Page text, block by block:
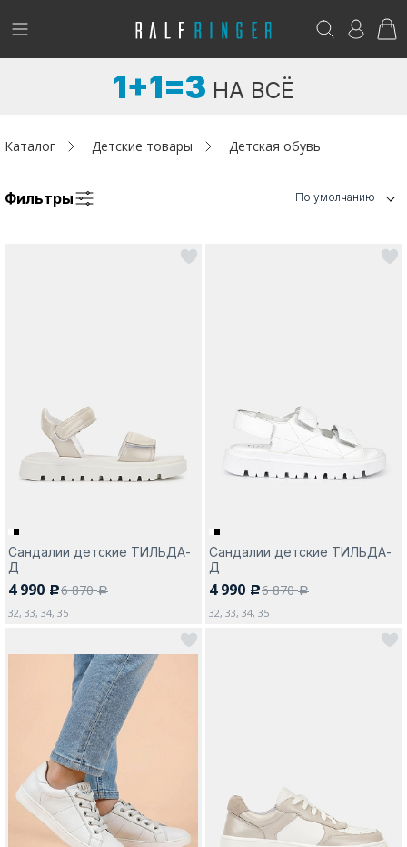
!
Женщинам
Изменить город
Покупателям
Возникли вопросы? - club@ralf.ru
1+1=3 НА ВСЁ
Каталог Детские товары Детская обувь
Фильтры По умолчанию
Сандалии детские ТИЛЬДА-
Д
4 990 c6 870a
32, 33, 34, 35
Сандалии детские ТИЛЬДА-
Д
4 990 c6 870a
32, 33, 34, 35